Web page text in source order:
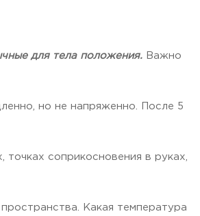
для тела положения. Важно
но не напряженно. После 5
соприкосновения в руках,
Какая температура